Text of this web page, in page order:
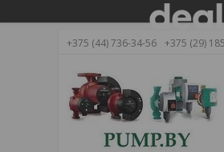
+375 (44) 736-34-56 +375 (29)